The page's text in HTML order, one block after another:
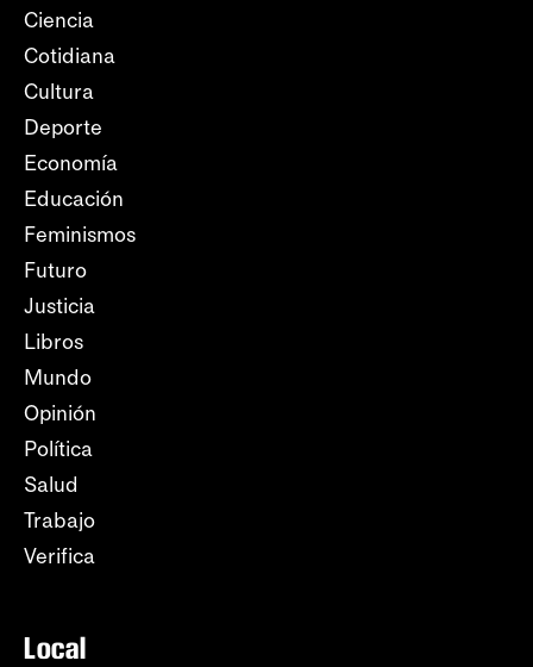
Ciencia
Cotidiana
Cultura
Deporte
Economía
Educación
Feminismos
Futuro
Justicia
Libros
Mundo
Opinión
Política
Salud
Trabajo
Verifica
Local